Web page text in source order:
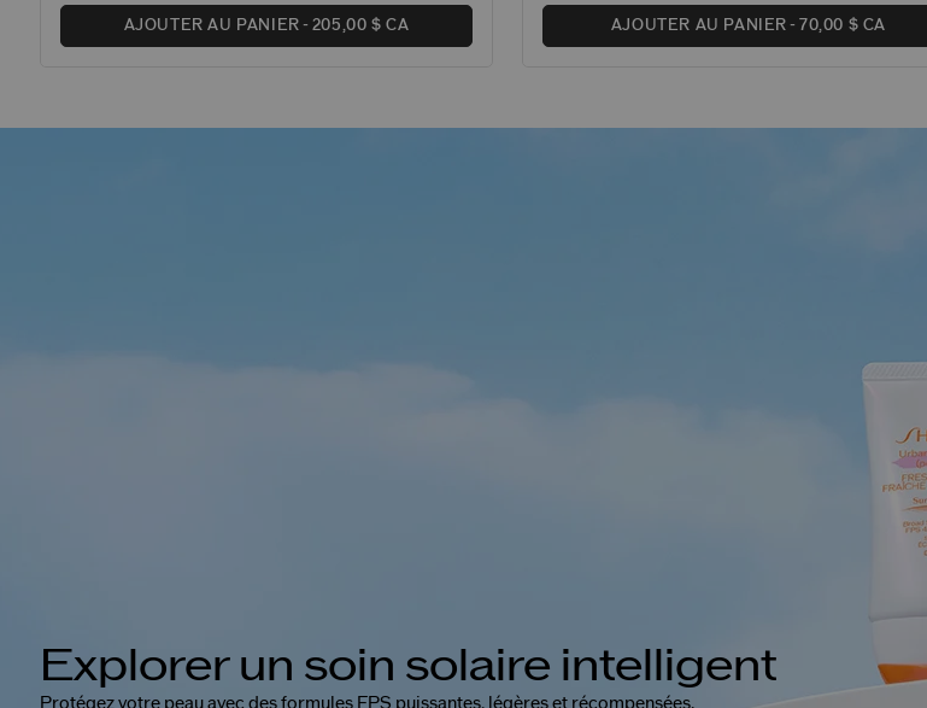
AJOUTER AU PANIER 205,00 $ CA AJOUTER AU PANIER 70,00 $ CA
Explorer un soin solaire intelligent
Protégez votre peau avec des formules FPS puissantes, légères et récompensées.